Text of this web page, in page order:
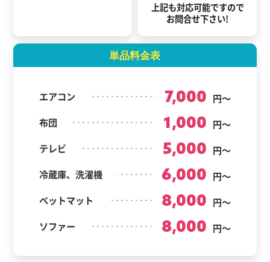
上記も対応可能ですので
お問合せ下さい!
単品料金表
エアコン 7,000 円～
布団
1,000 円～
テレビ
5,000 円～
冷蔵庫、洗濯機
6,000 円～
ベットマット
8,000 円～
ソファー
8,000 円～